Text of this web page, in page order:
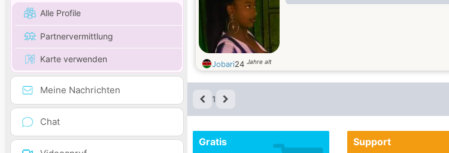
Alle Profile
Partnervermittlung
Karte verwenden
Meine Nachrichten
Chat
Jobari24 Jahre alt
1
Gratis Support